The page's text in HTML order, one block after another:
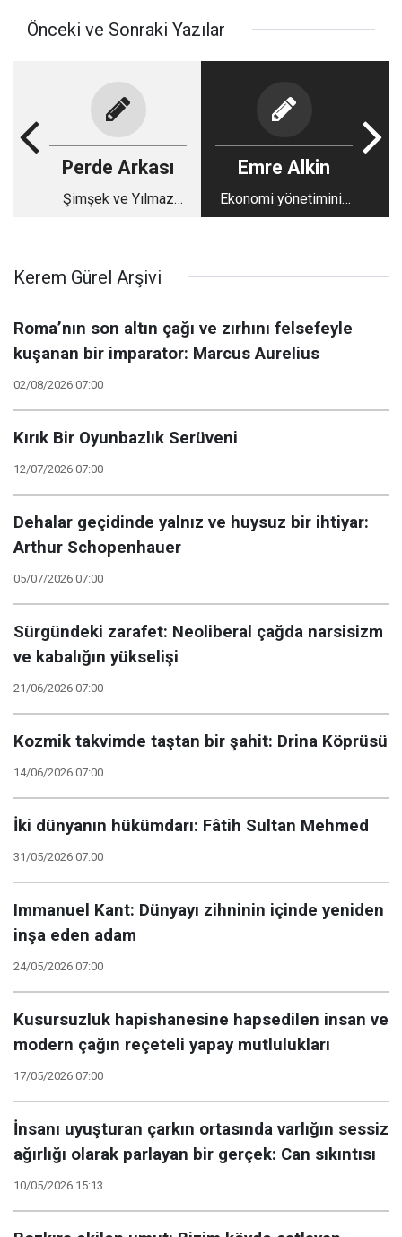
Önceki ve Sonraki Yazılar
Perde Arkası
Şimşek ve Yılmaz
liralık zaferi
Emre Alkin
Ekonomi yönetiminin
algı çabası takdire
Kerem Gürel Arşivi
Roma’nın son altın çağı ve zırhını felsefeyle
kuşanan bir imparator: Marcus Aurelius
02/08/2026 07:00
Kırık Bir Oyunbazlık Serüveni
12/07/2026 07:00
Dehalar geçidinde yalnız ve huysuz bir ihtiyar:
Arthur Schopenhauer
05/07/2026 07:00
Sürgündeki zarafet: Neoliberal çağda narsisizm
ve kabalığın yükselişi
21/06/2026 07:00
Kozmik takvimde taştan bir şahit: Drina Köprüsü
14/06/2026 07:00
İki dünyanın hükümdarı: Fâtih Sultan Mehmed
31/05/2026 07:00
Immanuel Kant: Dünyayı zihninin içinde yeniden
inşa eden adam
24/05/2026 07:00
Kusursuzluk hapishanesine hapsedilen insan ve
modern çağın reçeteli yapay mutlulukları
17/05/2026 07:00
İnsanı uyuşturan çarkın ortasında varlığın sessiz
ağırlığı olarak parlayan bir gerçek: Can sıkıntısı
10/05/2026 15:13